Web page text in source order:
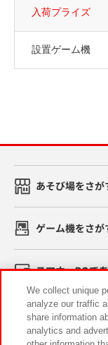
入荷プライズ
設置ゲーム機
あそび場をさが
ゲーム機をさが
スマホ・PCで
イベント・キャ
We collect unique
analyze our traffic
share information
analytics and